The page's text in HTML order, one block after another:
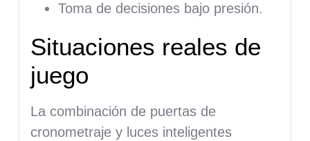
Toma de decisiones bajo presión.
Situaciones reales de
juego
La combinación de puertas de
cronometraje y luces inteligentes